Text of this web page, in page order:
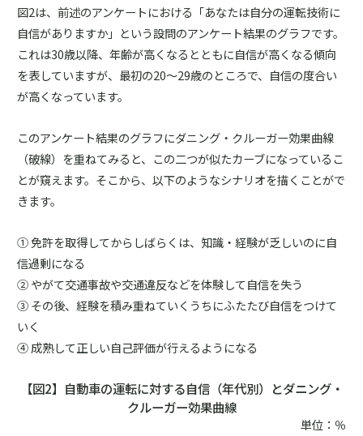
図2は、前述のアンケートにおける「あなたは自分の運転技術に
自信がありますか」という設問のアンケート結果のグラフです。
これは30歳以降、年齢が高くなるとともに自信が高くなる傾向
を表していますが、最初の20～29歳のところで、自信の度合い
が高くなっています。
このアンケート結果のグラフにダニング・クルーガー効果曲線
（破線）を重ねてみると、この二つが似たカーブになっているこ
とが窺えます。そこから、以下のようなシナリオを描くことがで
きます。
① 免許を取得してからしばらくは、知識・経験が乏しいのに自
信過剰になる
② やがて交通事故や交通違反などを体験して自信を失う
③ その後、経験を積み重ねていくうちにふたたび自信をつけて
いく
④ 成熟して正しい自己評価が行えるようになる
【図2】自動車の運転に対する自信（年代別）とダニング・
クルーガー効果曲線
単位：％